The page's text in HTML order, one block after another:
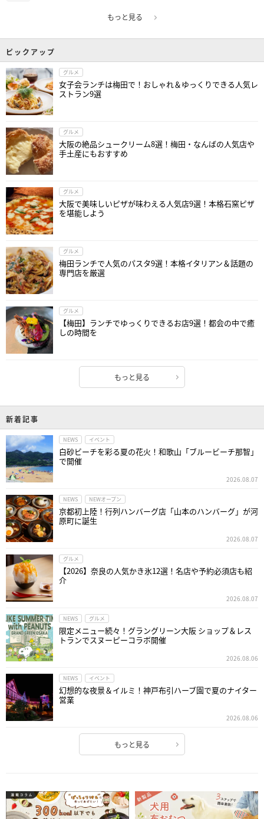
もっと見る
ピックアップ
グルメ
女子会ランチは梅田で！おしゃれ＆ゆっくりできる人気レ
ストラン9選
グルメ
大阪の絶品シュークリーム8選！梅田・なんばの人気店や
手土産にもおすすめ
グルメ
大阪で美味しいピザが味わえる人気店9選！本格石窯ピザ
を堪能しよう
グルメ
梅田ランチで人気のパスタ9選！本格イタリアン＆話題の
専門店を厳選
グルメ
【梅田】ランチでゆっくりできるお店9選！都会の中で癒
しの時間を
もっと見る
新着記事
NEWS イベント
白砂ビーチを彩る夏の花火！和歌山「ブルービーチ那智」
で開催
2026.08.07
NEWS NEWオープン
京都初上陸！行列ハンバーグ店「山本のハンバーグ」が河
原町に誕生
2026.08.07
グルメ
【2026】奈良の人気かき氷12選！名店や予約必須店も紹
介
2026.08.07
NEWS グルメ
限定メニュー続々！グラングリーン大阪 ショップ＆レス
トランでスヌーピーコラボ開催
2026.08.06
NEWS イベント
幻想的な夜景＆イルミ！神戸布引ハーブ園で夏のナイター
営業
2026.08.06
もっと見る